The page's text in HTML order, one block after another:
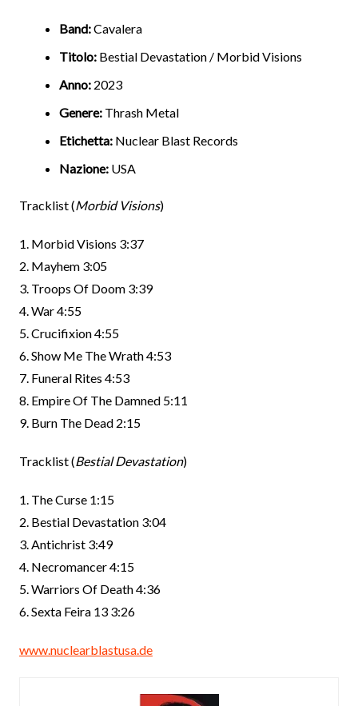
Band:Cavalera
Titolo:Bestial Devastation / Morbid Visions
Anno:2023
Genere:Thrash Metal
Etichetta:Nuclear Blast Records
Nazione:USA
Tracklist (Morbid Visions)
1. Morbid Visions 3:37
2. Mayhem 3:05
3. Troops Of Doom 3:39
4. War 4:55
5. Crucifixion 4:55
6. Show Me The Wrath 4:53
7. Funeral Rites 4:53
8. Empire Of The Damned 5:11
9. Burn The Dead 2:15
Tracklist (Bestial Devastation)
1. The Curse 1:15
2. Bestial Devastation 3:04
3. Antichrist 3:49
4. Necromancer 4:15
5. Warriors Of Death 4:36
6. Sexta Feira 13 3:26
www.nuclearblastusa.de